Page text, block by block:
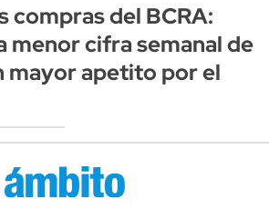
compras del BCRA:
menor cifra semanal de
mayor apetito por el